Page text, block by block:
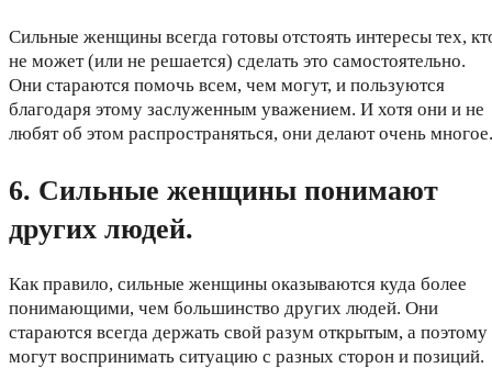
Сильные женщины всегда готовы отстоять интересы тех,
не может (или не решается) сделать это самостоятельно.
Они стараются помочь всем, чем могут, и пользуются
благодаря этому заслуженным уважением. И хотя они и не
любят об этом распространяться, они делают очень многое.
6. Сильные женщины понимают
других людей.
Как правило, сильные женщины оказываются куда более
понимающими, чем большинство других людей. Они
стараются всегда держать свой разум открытым, а поэтому
могут воспринимать ситуацию с разных сторон и позиций.